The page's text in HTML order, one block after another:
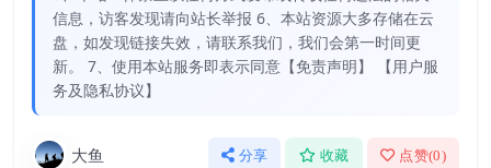
信息，访客发现请向站长举报 6、本站资源大多存储在云
盘，如发现链接失效，请联系我们，我们会第一时间更
新。 7、使用本站服务即表示同意【免责声明】 【用户服
务及隐私协议】
大鱼 分享 收藏 点赞(0)